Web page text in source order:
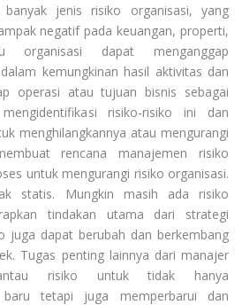
jenis risiko organisasi, yang
negatif pada keuangan, properti,
organisasi dapat menganggap
kemungkinan hasil aktivitas dan
operasi atau tujuan bisnis sebagai
risiko-risiko ini dan
menghilangkannya atau mengurangi
rencana manajemen risiko
untuk mengurangi risiko organisasi.
statis. Mungkin masih ada risiko
tindakan utama dari strategi
juga dapat berubah dan berkembang
Tugas penting lainnya dari manajer
risiko untuk tidak hanya
baru tetapi juga memperbarui dan